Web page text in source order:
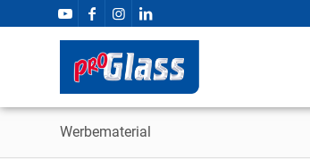
Werbematerial